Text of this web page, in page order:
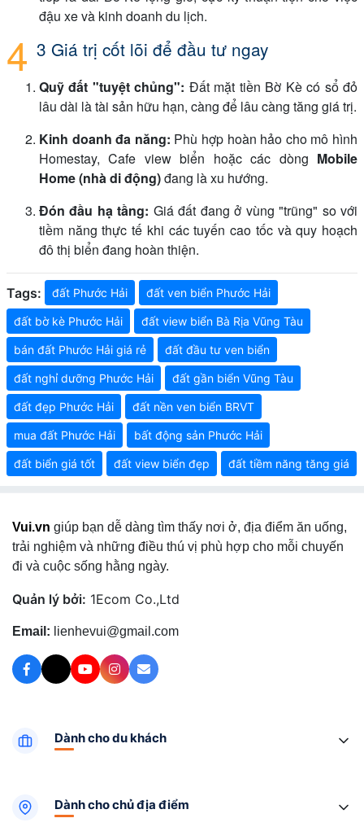
đậu xe và kinh doanh du lịch.
3 Giá trị cốt lõi để đầu tư ngay
Quỹ đất "tuyệt chủng": Đất mặt tiền Bờ Kè có sổ đỏ
lâu dài là tài sản hữu hạn, càng để lâu càng tăng giá trị.
Kinh doanh đa năng: Phù hợp hoàn hảo cho mô hình
Homestay, Cafe view biển hoặc các dòng Mobile
Home (nhà di động)đang là xu hướng.
Đón đầu hạ tầng: Giá đất đang ở vùng "trũng" so với
tiềm năng thực tế khi các tuyến cao tốc và quy hoạch
đô thị biển đang hoàn thiện.
Tags: đất Phước Hải đất ven biển Phước Hải
đất bờ kè Phước Hải đất view biển Bà Rịa Vũng Tàu
bán đất Phước Hải giá rẻ đất đầu tư ven biển
đất nghỉ dưỡng Phước Hải đất gần biển Vũng Tàu
đất đẹp Phước Hải đất nền ven biển BRVT
mua đất Phước Hải bất động sản Phước Hải
đất biển giá tốt đất view biển đẹp đất tiềm năng tăng giá
Vui.vn giúp bạn dễ dàng tìm thấy nơi ở, địa điểm ăn uống,
trải nghiệm và những điều thú vị phù hợp cho mỗi chuyến
đi và cuộc sống hằng ngày.
Quản lý bởi: 1Ecom Co.,Ltd
Email: lienhevui@gmail.com
Dành cho du khách
Dành cho chủ địa điểm